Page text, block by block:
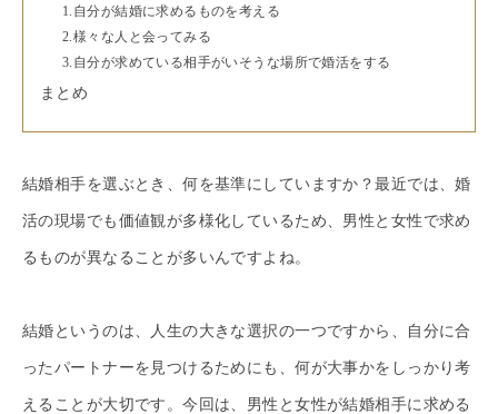
1.自分が結婚に求めるものを考える
2.様々な人と会ってみる
3.自分が求めている相手がいそうな場所で婚活をする
まとめ
結婚相手を選ぶとき、何を基準にしていますか？最近では、婚
活の現場でも価値観が多様化しているため、男性と女性で求め
るものが異なることが多いんですよね。
結婚というのは、人生の大きな選択の一つですから、自分に合
ったパートナーを見つけるためにも、何が大事かをしっかり考
えることが大切です。今回は、男性と女性が結婚相手に求める